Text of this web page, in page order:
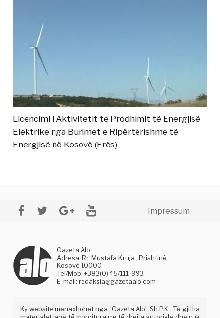
Licencimi i Aktivitetit te Prodhimit të Energjisë
Elektrike nga Burimet e Ripërtërishme të
Energjisë në Kosovë (Erës)
Impressum
Gazeta Alo
Adresa: Rr. Mustafa Kruja , Prishtinë,
Kosovë 10000
Tel/Mob: +383(0) 45/111-993
E-mail:redaksia@gazetaalo.com
Ky website menaxhohet nga “Gazeta Alo” Sh.P.K . Të gjitha